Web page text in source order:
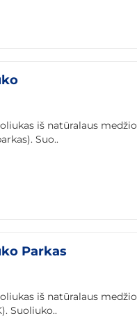
iš natūralaus medžio
Suo..
Parkas
iš natūralaus medžio
Suoliuko..